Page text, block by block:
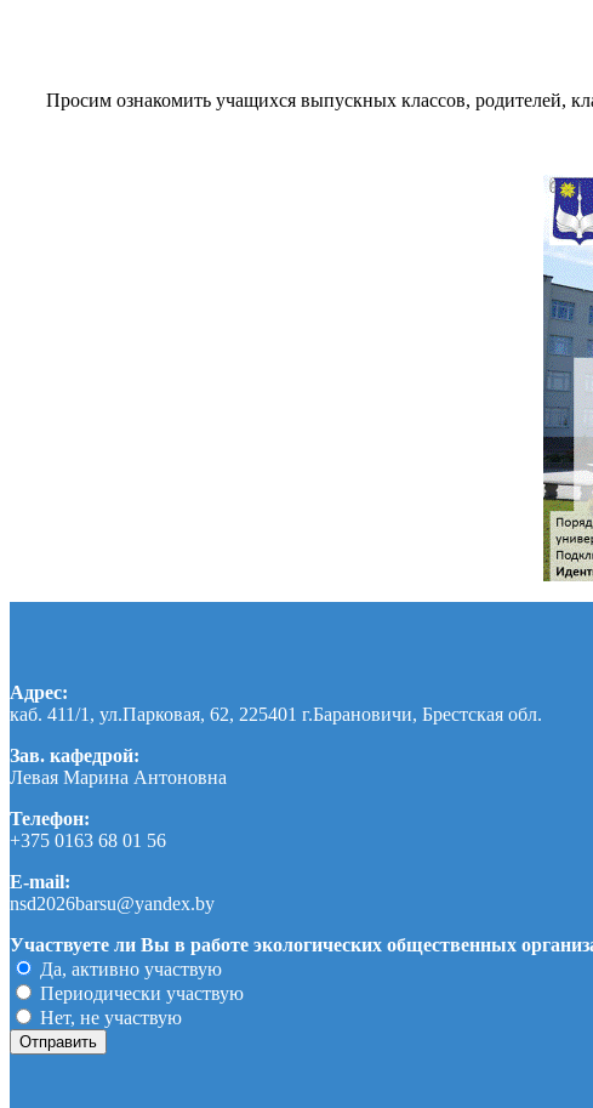
Просим ознакомить учащихся выпускных классов, родителей,
Адрес:
каб. 411/1, ул.Парковая, 62, 225401 г.Барановичи, Брестская обл.
Зав. кафедрой:
Левая Марина Антоновна
Телефон:
+375 0163 68 01 56
E-mail:
nsd2026barsu@yandex.by
Участвуете ли Вы в работе экологических общественных
Да, активно участвую
Периодически участвую
Нет, не участвую